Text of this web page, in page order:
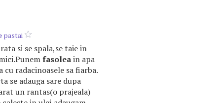
pastai
si se spala,se taie in
fasoleain apa
cu radacinoasele sa fiarba.
se adauga sare dupa
un rantas(o prajeala)